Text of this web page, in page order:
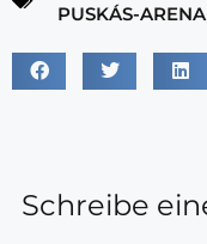
PUSKÁS-ARENA
Schreibe